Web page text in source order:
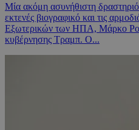
Μία ακόμη ασυνήθιστη
εκτενές βιογραφικό και τις
Εξωτερικών των ΗΠΑ, Μάρκο
κυβέρνησης Τραμπ. Ο...